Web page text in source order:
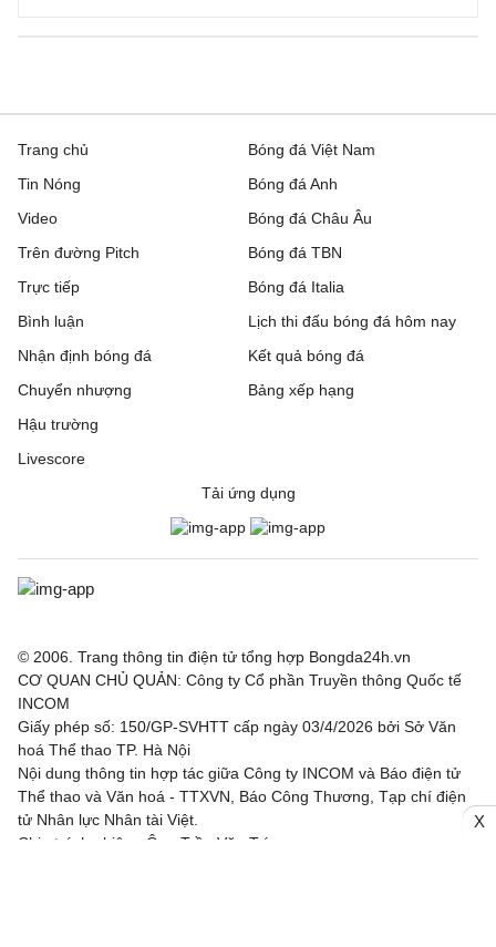
Trang chủ
Tin Nóng
Video
Trên đường Pitch
Trực tiếp
Bóng đá Việt Nam
Bóng đá Anh
Bóng đá Châu Âu
Bóng đá TBN
Bóng đá Italia
Bình luận
Nhận định bóng đá
Chuyển nhượng
Hậu trường
Livescore
Lịch thi đấu bóng đá hôm nay
Kết quả bóng đá
Bảng xếp hạng
Tải ứng dụng
© 2006. Trang thông tin điện tử tổng hợp Bongda24h.vn
CƠ QUAN CHỦ QUẢN: Công ty Cổ phần Truyền thông Quốc tế
INCOM
Giấy phép số: 150/GP-SVHTT cấp ngày 03/4/2026 bởi Sở Văn
hoá Thể thao TP. Hà Nội
Nội dung thông tin hợp tác giữa Công ty INCOM và Báo điện tử
Thể thao và Văn hoá - TTXVN, Báo Công Thương, Tạp chí điện
tử Nhân lực Nhân tài Việt.
Chịu trách nhiệm: Ông Trần Văn Trí
X